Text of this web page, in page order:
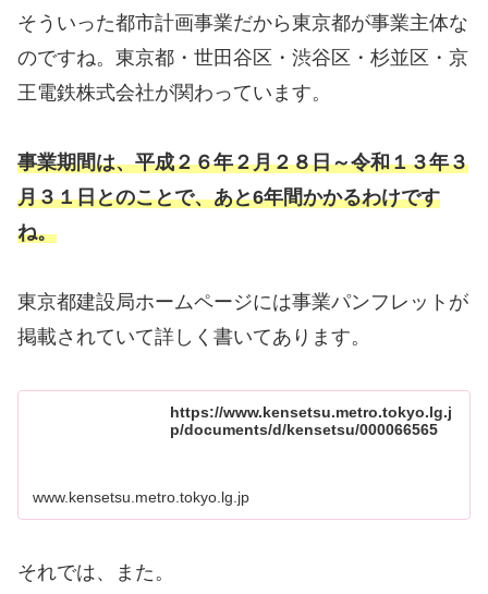
そういった都市計画事業だから東京都が事業主体な
のですね。東京都・世田谷区・渋谷区・杉並区・京
王電鉄株式会社が関わっています。
事業期間は、平成２６年２月２８日～令和１３年３
月３１日とのことで、あと6年間かかるわけです
ね。
東京都建設局ホームページには事業パンフレットが
掲載されていて詳しく書いてあります。
https://www.kensetsu.metro.tokyo.lg.j
p/documents/d/kensetsu/000066565
www.kensetsu.metro.tokyo.lg.jp
それでは、また。